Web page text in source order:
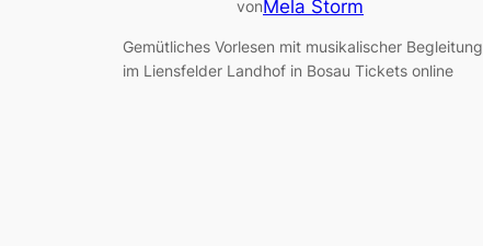
vonMela Storm
Gemütliches Vorlesen mit musikalischer Begleitung
im Liensfelder Landhof in Bosau Tickets online